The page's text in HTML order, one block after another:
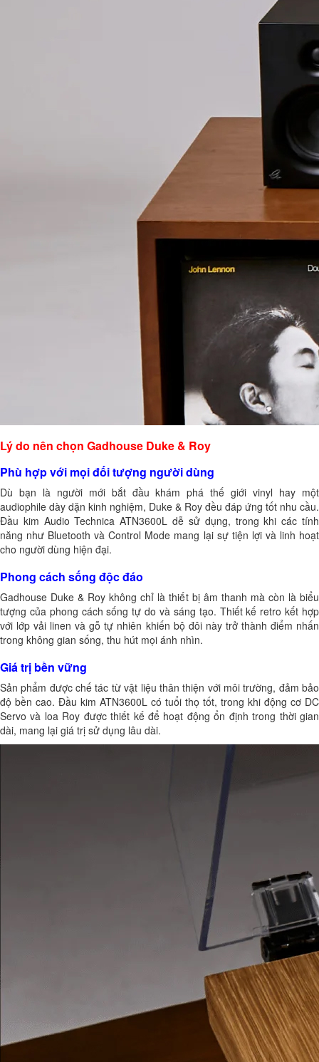
Lý do nên chọn Gadhouse Duke & Roy
Phù hợp với mọi đối tượng người dùng
Dù bạn là người mới bắt đầu khám phá thế giới vinyl hay một
audiophile dày dặn kinh nghiệm, Duke & Roy đều đáp ứng tốt nhu cầu.
Đầu kim Audio Technica ATN3600L dễ sử dụng, trong khi các tính
năng như Bluetooth và Control Mode mang lại sự tiện lợi và linh hoạt
cho người dùng hiện đại.
Phong cách sống độc đáo
Gadhouse Duke & Roy không chỉ là thiết bị âm thanh mà còn là biểu
tượng của phong cách sống tự do và sáng tạo. Thiết kế retro kết hợp
với lớp vải linen và gỗ tự nhiên khiến bộ đôi này trở thành điểm nhấn
trong không gian sống, thu hút mọi ánh nhìn.
Giá trị bền vững
Sản phẩm được chế tác từ vật liệu thân thiện với môi trường, đảm bảo
độ bền cao. Đầu kim ATN3600L có tuổi thọ tốt, trong khi động cơ DC
Servo và loa Roy được thiết kế để hoạt động ổn định trong thời gian
dài, mang lại giá trị sử dụng lâu dài.